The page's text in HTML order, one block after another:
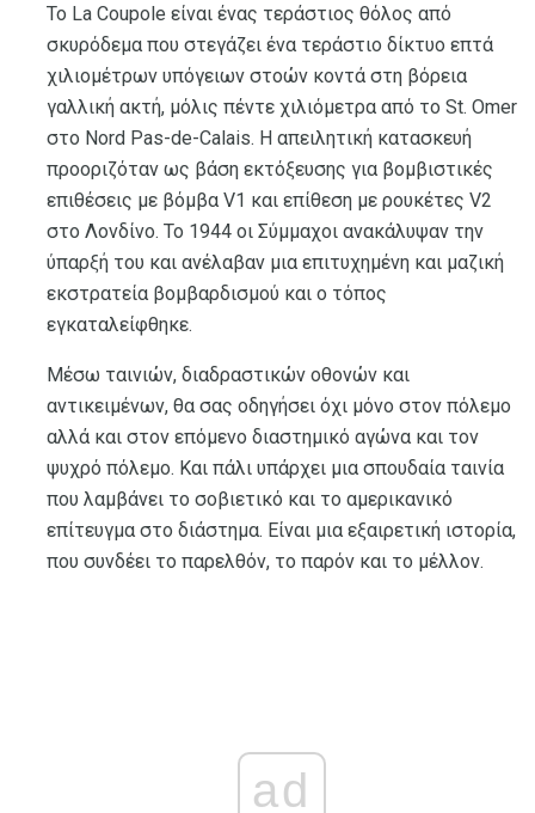
Το La Coupole είναι ένας τεράστιος θόλος από
σκυρόδεμα που στεγάζει ένα τεράστιο δίκτυο επτά
χιλιομέτρων υπόγειων στοών κοντά στη βόρεια
γαλλική ακτή, μόλις πέντε χιλιόμετρα από το St. Omer
στο Nord Pas-de-Calais. Η απειλητική κατασκευή
προοριζόταν ως βάση εκτόξευσης για βομβιστικές
επιθέσεις με βόμβα V1 και επίθεση με ρουκέτες V2
στο Λονδίνο. Το 1944 οι Σύμμαχοι ανακάλυψαν την
ύπαρξή του και ανέλαβαν μια επιτυχημένη και μαζική
εκστρατεία βομβαρδισμού και ο τόπος
εγκαταλείφθηκε.
Μέσω ταινιών, διαδραστικών οθονών και
αντικειμένων, θα σας οδηγήσει όχι μόνο στον πόλεμο
αλλά και στον επόμενο διαστημικό αγώνα και τον
ψυχρό πόλεμο. Και πάλι υπάρχει μια σπουδαία ταινία
που λαμβάνει το σοβιετικό και το αμερικανικό
επίτευγμα στο διάστημα. Είναι μια εξαιρετική ιστορία,
που συνδέει το παρελθόν, το παρόν και το μέλλον.
ad